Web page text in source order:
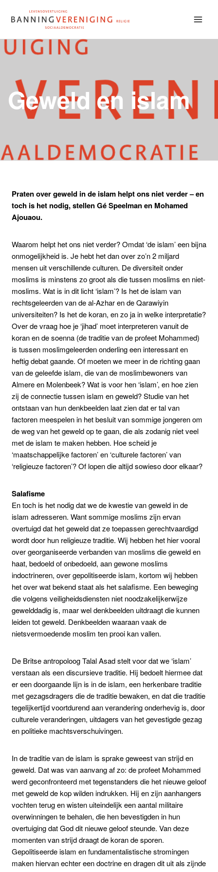
naar
Geweld en islam
Praten over geweld in de islam helpt ons niet verder – en
toch is het nodig, stellen Gé Speelman en Mohamed
Ajouaou.
Waarom helpt het ons niet verder? Omdat ‘de islam’ een bijna
onmogelijkheid is. Je hebt het dan over zo’n 2 miljard
mensen uit verschillende culturen. De diversiteit onder
moslims is minstens zo groot als die tussen moslims en niet-
moslims. Wat is in dit licht ‘islam’? Is het de islam van
rechtsgeleerden van de al-Azhar en de Qarawiyin
universiteiten? Is het de koran, en zo ja in welke interpretatie?
Over de vraag hoe je ‘jihad’ moet interpreteren vanuit de
koran en de soenna (de traditie van de profeet Mohammed)
is tussen moslimgeleerden onderling een interessant en
heftig debat gaande. Of moeten we meer in de richting gaan
van de geleefde islam, die van de moslimbewoners van
Almere en Molenbeek? Wat is voor hen ‘islam’, en hoe zien
zij de connectie tussen islam en geweld? Studie van het
ontstaan van hun denkbeelden laat zien dat er tal van
factoren meespelen in het besluit van sommige jongeren om
de weg van het geweld op te gaan, die als zodanig niet veel
met de islam te maken hebben. Hoe scheid je
‘maatschappelijke factoren’ en ‘culturele factoren’ van
‘religieuze factoren’? Of lopen die altijd sowieso door elkaar?
Salafisme
En toch is het nodig dat we de kwestie van geweld in de
islam adresseren. Want sommige moslims zijn ervan
overtuigd dat het geweld dat ze toepassen gerechtvaardigd
wordt door hun religieuze traditie. Wij hebben het hier vooral
over georganiseerde verbanden van moslims die geweld en
haat, bedoeld of onbedoeld, aan gewone moslims
indoctrineren, over gepolitiseerde islam, kortom wij hebben
het over wat bekend staat als het salafisme. Een beweging
die volgens veiligheidsdiensten niet noodzakelijkerwijze
gewelddadig is, maar wel denkbeelden uitdraagt die kunnen
leiden tot geweld. Denkbeelden waaraan vaak de
nietsvermoedende moslim ten prooi kan vallen.
De Britse antropoloog Talal Asad stelt voor dat we ‘islam’
verstaan als een discursieve traditie. Hij bedoelt hiermee dat
er een doorgaande lijn is in de islam, een herkenbare traditie
met gezagsdragers die de traditie bewaken, en dat die traditie
tegelijkertijd voortdurend aan verandering onderhevig is, door
culturele veranderingen, uitdagers van het gevestigde gezag
en politieke machtsverschuivingen.
In de traditie van de islam is sprake geweest van strijd en
geweld. Dat was van aanvang af zo: de profeet Mohammed
werd geconfronteerd met tegenstanders die het nieuwe geloof
met geweld de kop wilden indrukken. Hij en zijn aanhangers
vochten terug en wisten uiteindelijk een aantal militaire
overwinningen te behalen, die hen bevestigden in hun
overtuiging dat God dit nieuwe geloof steunde. Van deze
momenten van strijd draagt de koran de sporen.
Gepolitiseerde islam en fundamentalistische stromingen
maken hiervan echter een doctrine en dragen dit uit als zijnde